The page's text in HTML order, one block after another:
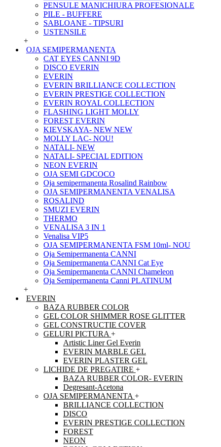
PENSULE MANICHIURA PROFESIONALE
PILE - BUFFERE
SABLOANE - TIPSURI
USTENSILE
+
OJA SEMIPERMANENTA
CAT EYES CANNI 9D
DISCO EVERIN
EVERIN
EVERIN BRILLIANCE COLLECTION
EVERIN PRESTIGE COLLECTION
EVERIN ROYAL COLLECTION
FLASHING LIGHT MOLLY
FOREST EVERIN
KIEVSKAYA- NEW NEW
MOLLY LAC- NOU!
NATALI- NEW
NATALI- SPECIAL EDITION
NEON EVERIN
OJA SEMI GDCOCO
Oja semipermanenta Rosalind Rainbow
OJA SEMIPERMANENTA VENALISA
ROSALIND
SMUZI EVERIN
THERMO
VENALISA 3 IN 1
Venalisa VIP5
OJA SEMIPERMANENTA FSM 10ml- NOU
Oja Semipermanenta CANNI
Oja Semipermanenta CANNI Cat Eye
Oja Semipermanenta CANNI Chameleon
Oja Semipermanenta Canni PLATINUM
+
EVERIN
BAZA RUBBER COLOR
GEL COLOR SHIMMER ROSE GLITTER
GEL CONSTRUCTIE COVER
GELURI PICTURA +
Artistic Liner Gel Everin
EVERIN MARBLE GEL
EVERIN PLASTER GEL
LICHIDE DE PREGATIRE +
BAZA RUBBER COLOR- EVERIN
Degresant-Acetona
OJA SEMIPERMANENTA +
BRILLIANCE COLLECTION
DISCO
EVERIN PRESTIGE COLLECTION
FOREST
NEON